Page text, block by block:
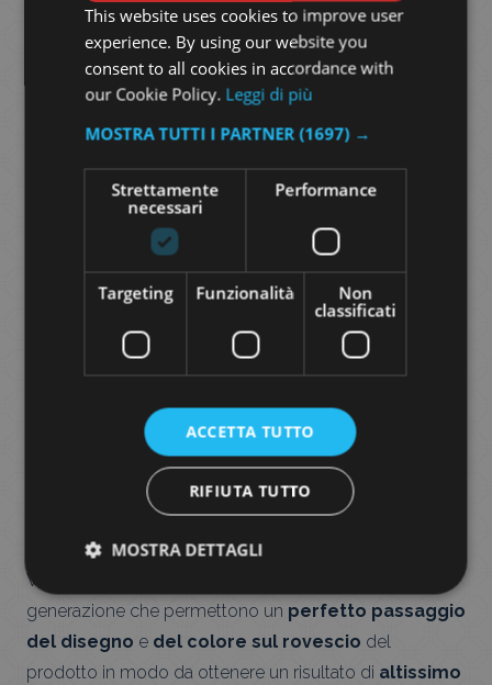
FOULARD
BOUQUET
BEIGE
90,00€
Foulard 90×90 cm in 100% seta twill, stampato
è l’accessorio che piú caratterizza la nostra
Viene stampato con macchine digitali di ultima
generazione che permettono un perfetto passaggio
del disegno e del colore sul rovescio del
prodotto in modo da ottenere un risultato di altissimo
This website uses cookies to improve user
experience. By using our website you
consent to all cookies in accordance with
our Cookie Policy. Leggi di più
MOSTRA TUTTI I PARTNER (1697) →
Strettamente
necessari
Performance
Targeting Funzionalità
Non
classificati
ACCETTA TUTTO
RIFIUTA TUTTO
MOSTRA DETTAGLI